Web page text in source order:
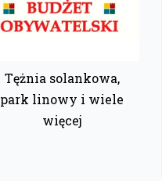
Tężnia solankowa,
park linowy i wiele
więcej